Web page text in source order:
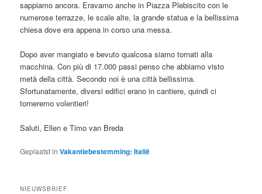
sappiamo ancora. Eravamo anche in Piazza Plebiscito con le
numerose terrazze, le scale alte, la grande statua e la bellissima
chiesa dove era appena in corso una messa.
Dopo aver mangiato e bevuto qualcosa siamo tornati alla
macchina. Con più di 17.000 passi penso che abbiamo visto
metà della città. Secondo noi è una città bellissima.
Sfortunatamente, diversi edifici erano in cantiere, quindi ci
torneremo volentieri!
Saluti, Ellen e Timo van Breda
Geplaatst in Vakantiebestemming: Italië
NIEUWSBRIEF